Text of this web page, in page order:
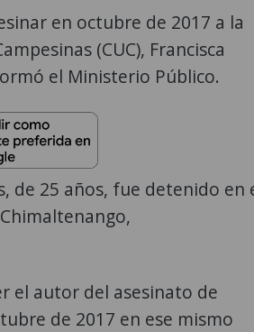
en octubre de 2017 a la
(CUC), Francisca
el Ministerio Público.
de 25 años, fue detenido en
el autor del asesinato de
de 2017 en ese mismo